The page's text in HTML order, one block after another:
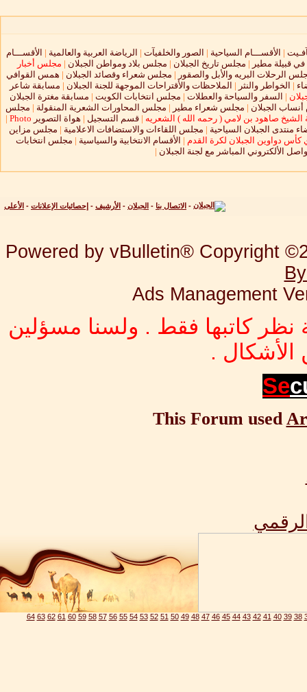
| الأقســـام السياحية | الصور والخلفيآت | الرياضة العربية والعالمية | الأقســـام
في قبيلة مطير | مجلس تاريخ الجبلان | مجلس بلاد ومواطن الجبلان | مجلس أخبار
الرحلات البريه والأبل والصقور | مجلس شعراء وقصائد الجبلان | همس القوافي
| الخواطر والنثر | الملاحظات والأقتراحات الموجهة للجنة الجبلان | مسابقة شاعر
| السفر والسياحة والعطلات | مجلس انتخابات الكويت | مسابقة مغترة الجبلان
الجبلان | مجلس شعراء مطير | مجلس المحاورات الشعرية المنقولة | مجلس
الشيخ صاهود بن لامي ( رحمه الله ) الشعريه | قسم التسجيل | هواة التصوير Photo
|
منتدى الجبلان السياحية | مجلس اللقاءات والاستضافات الاعلامية | مجلس مزاين
كأس دواوين الجبلان لكرة القدم | الأقسام الانتخابية والسياسية | مجلس انتخابات
الألكتروني المباشر مع لجنة الجبلان |
- الاتصال بنا - الجبلان - الأرشيف - إحصائيات الإعلانات - الأعلى
Powered by vBulletin® Copyright
Ads Management
نظر كاتبها فقط . ولسنا مسؤلين
.
Se
This Forum used
38
39
40
41
42
43
44
45
46
47
48
49
50
51
52
53
54
55
56
57
58
59
60
61
62
63
64